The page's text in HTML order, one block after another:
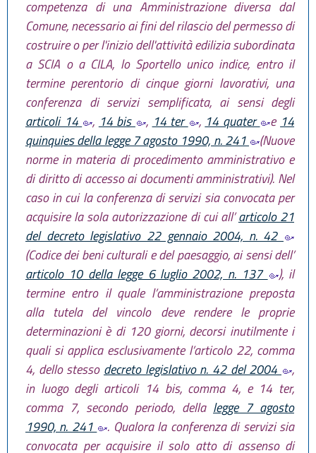
competenza di una Amministrazione diversa dal
Comune, necessario ai fini del rilascio del permesso di
costruire o per l'inizio dell'attività edilizia subordinata
a SCIA o a CILA, lo Sportello unico indice, entro il
termine perentorio di cinque giorni lavorativi, una
conferenza di servizi semplificata, ai sensi degli
articoli 14
, 14 bis , 14 ter , 14 quater e 14
quinquies della legge 7 agosto 1990, n. 241
(Nuove
norme in materia di procedimento amministrativo e
di diritto di accesso ai documenti amministrativi). Nel
caso in cui la conferenza di servizi sia convocata per
acquisire la sola autorizzazione di cui all’articolo 21
del decreto legislativo 22 gennaio 2004, n. 42
(Codice dei beni culturali e del paesaggio, ai sensi dell’
articolo 10 della legge 6 luglio 2002, n. 137
), il
termine entro il quale l’amministrazione preposta
alla tutela del vincolo deve rendere le proprie
determinazioni è di 120 giorni, decorsi inutilmente i
quali si applica esclusivamente l’articolo 22, comma
4, dello stesso decreto legislativo n. 42 del 2004
,
in luogo degli articoli 14 bis, comma 4, e 14 ter,
comma 7, secondo periodo, della legge 7 agosto
1990, n. 241
. Qualora la conferenza di servizi sia
convocata per acquisire il solo atto di assenso di